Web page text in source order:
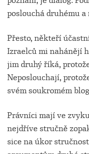
poslouchá druhému
Přesto, někteří
Izraelců mi nahánějí
jim druhý říká,
Neposlouchají,
svém soukromém
Právníci mají ve
nejdříve stručně
sice na úkor